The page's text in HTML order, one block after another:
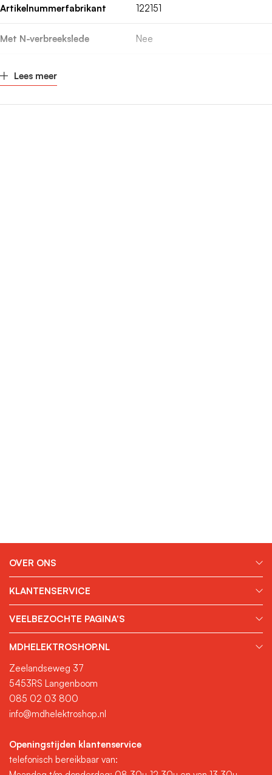
Artikelnummerfabrikant 122151
Met N-verbreekslede Nee
Montagewijze
Lees meer
OVER ONS
KLANTENSERVICE
VEELBEZOCHTE PAGINA'S
MDHELEKTROSHOP.NL
Zeelandseweg 37
5453RS Langenboom
085 02 03 800
info@mdhelektroshop.nl
Openingstijden klantenservice
telefonisch bereikbaar van: